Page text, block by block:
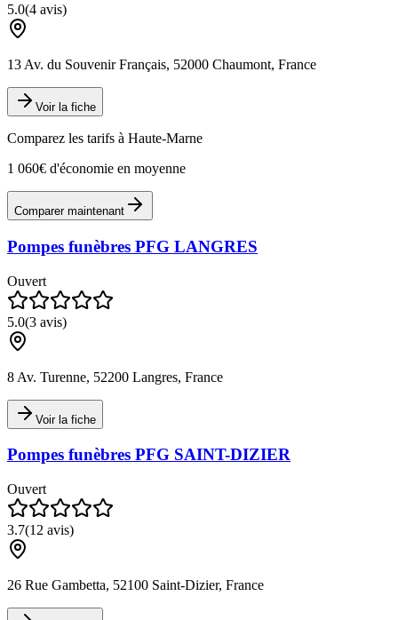
5.0(4 avis)
13 Av. du Souvenir Français, 52000 Chaumont, France
Voir la fiche
Comparez les tarifs à Haute-Marne
1 060€ d'économie en moyenne
Comparer maintenant
Pompes funèbres PFG LANGRES
Ouvert
5.0(3 avis)
8 Av. Turenne, 52200 Langres, France
Voir la fiche
Pompes funèbres PFG SAINT-DIZIER
Ouvert
3.7(12 avis)
26 Rue Gambetta, 52100 Saint-Dizier, France